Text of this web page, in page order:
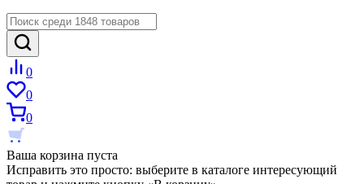
0
0
0
Ваша корзина пуста
Исправить это просто: выберите в каталоге интересующий